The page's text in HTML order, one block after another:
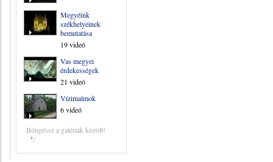
Megyéink
székhelyeinek
bemutatása
19 videó
Vas megyei
érdekességek
21 videó
Vízimalmok
6 videó
Böngéssz a galériák között!